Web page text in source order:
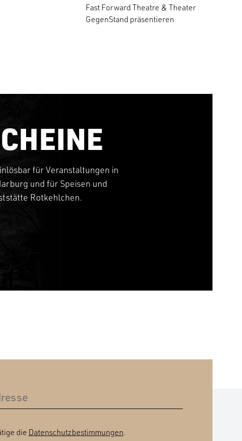
Fast Forward Theatre & Theater
GegenStand präsentieren
für Veranstaltungen in
und für Speisen und
Rotkehlchen.
die Datenschutzbestimmungen.